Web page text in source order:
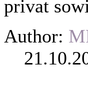
privat
Author: